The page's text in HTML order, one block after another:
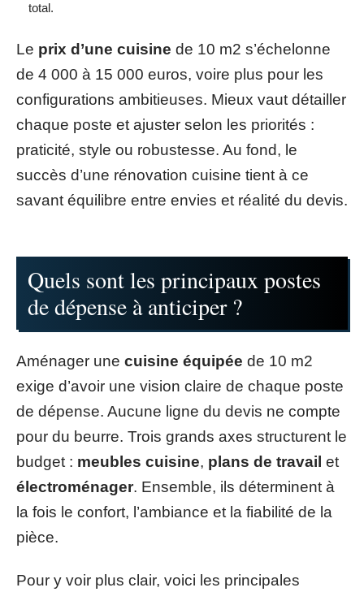
total.
Le prix d’une cuisine de 10 m2 s’échelonne
de 4 000 à 15 000 euros, voire plus pour les
configurations ambitieuses. Mieux vaut détailler
chaque poste et ajuster selon les priorités :
praticité, style ou robustesse. Au fond, le
succès d’une rénovation cuisine tient à ce
savant équilibre entre envies et réalité du devis.
Quels sont les principaux postes
de dépense à anticiper ?
Aménager une cuisine équipée de 10 m2
exige d’avoir une vision claire de chaque poste
de dépense. Aucune ligne du devis ne compte
pour du beurre. Trois grands axes structurent le
budget : meubles cuisine, plans de travail et
électroménager. Ensemble, ils déterminent à
la fois le confort, l’ambiance et la fiabilité de la
pièce.
Pour y voir plus clair, voici les principales